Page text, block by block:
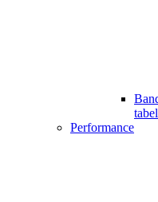
Performance